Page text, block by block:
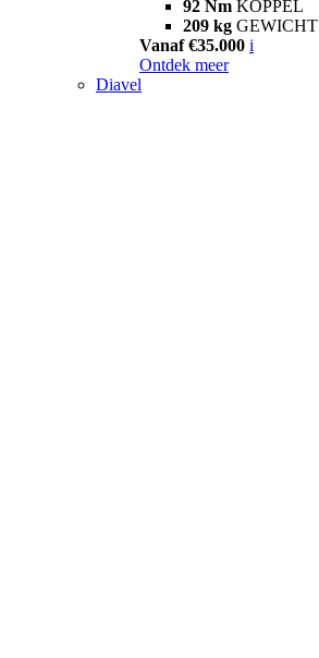
92 Nm KOPPEL
209 kg GEWICHT
Vanaf €35.000 i
Ontdek meer
Diavel